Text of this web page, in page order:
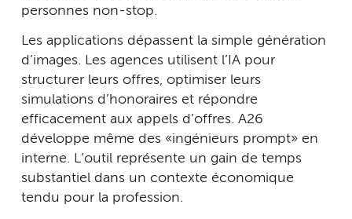
personnes non-stop.
Les applications dépassent la simple génération
d’images. Les agences utilisent l’IA pour
structurer leurs offres, optimiser leurs
simulations d’honoraires et répondre
efficacement aux appels d’offres. A26
développe même des « ingénieurs prompt » en
interne. L’outil représente un gain de temps
substantiel dans un contexte économique
tendu pour la profession.